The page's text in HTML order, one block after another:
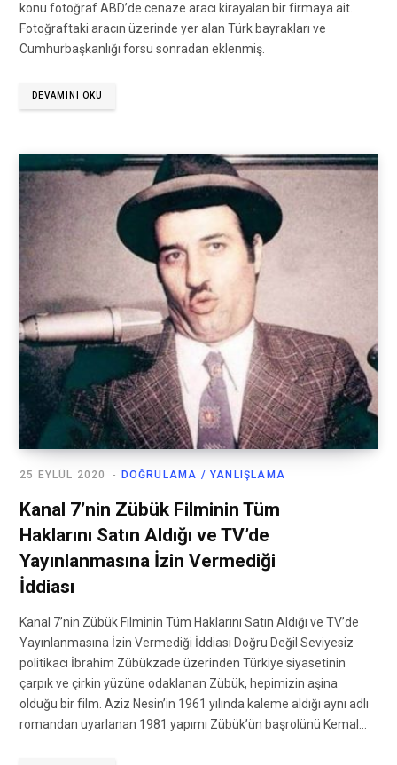
konu fotoğraf ABD’de cenaze aracı kirayalan bir firmaya ait.
Fotoğraftaki aracın üzerinde yer alan Türk bayrakları ve
Cumhurbaşkanlığı forsu sonradan eklenmiş.
DEVAMINI OKU
DOĞRULAMA / YANLIŞLAMA
25 EYLÜL 2020
Kanal 7’nin Zübük Filminin Tüm
Haklarını Satın Aldığı ve TV’de
Yayınlanmasına İzin Vermediği
İddiası
Kanal 7’nin Zübük Filminin Tüm Haklarını Satın Aldığı ve TV’de
Yayınlanmasına İzin Vermediği İddiası Doğru Değil Seviyesiz
politikacı İbrahim Zübükzade üzerinden Türkiye siyasetinin
çarpık ve çirkin yüzüne odaklanan Zübük, hepimizin aşina
olduğu bir film. Aziz Nesin’in 1961 yılında kaleme aldığı aynı adlı
romandan uyarlanan 1981 yapımı Zübük’ün başrolünü Kemal…